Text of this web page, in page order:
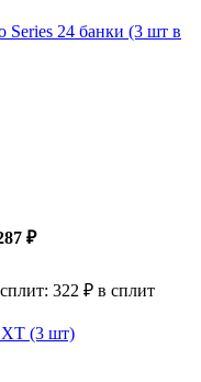
Series 24 банки (3 шт в
₽
322 ₽ в сплит
(3 шт)